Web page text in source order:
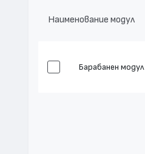
Наименование модул
Барабанен модул